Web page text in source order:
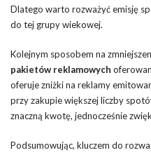
Dlatego warto rozważyć emisję
do tej grupy wiekowej.
Kolejnym sposobem na
pakietów reklamowych
oferuje zniżki na reklamy
przy zakupie większej liczby
znaczną kwotę, jednocześnie
Podsumowując, kluczem do